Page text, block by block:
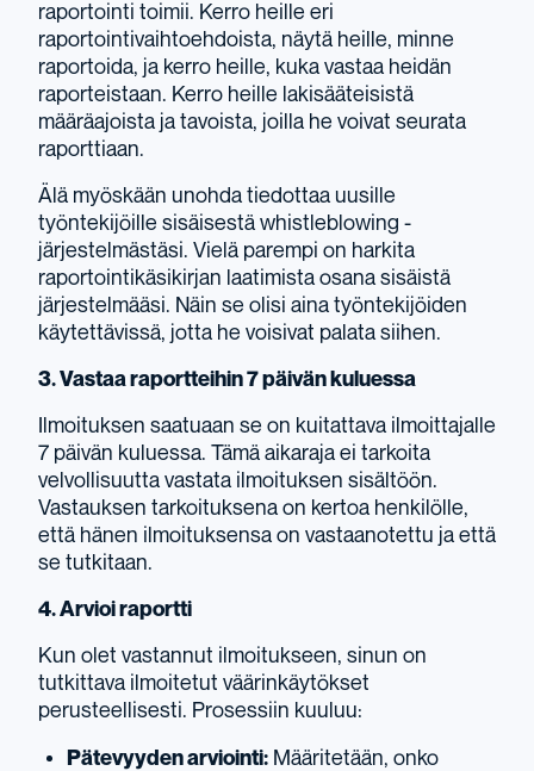
raportointi toimii. Kerro heille eri
raportointivaihtoehdoista, näytä heille, minne
raportoida, ja kerro heille, kuka vastaa heidän
raporteistaan. Kerro heille lakisääteisistä
määräajoista ja tavoista, joilla he voivat seurata
raporttiaan.
Älä myöskään unohda tiedottaa uusille
työntekijöille sisäisestä whistleblowing -
järjestelmästäsi. Vielä parempi on harkita
raportointikäsikirjan laatimista osana sisäistä
järjestelmääsi. Näin se olisi aina työntekijöiden
käytettävissä, jotta he voisivat palata siihen.
3. Vastaa raportteihin 7 päivän kuluessa
Ilmoituksen saatuaan se on kuitattava ilmoittajalle
7 päivän kuluessa. Tämä aikaraja ei tarkoita
velvollisuutta vastata ilmoituksen sisältöön.
Vastauksen tarkoituksena on kertoa henkilölle,
että hänen ilmoituksensa on vastaanotettu ja että
se tutkitaan.
4. Arvioi raportti
Kun olet vastannut ilmoitukseen, sinun on
tutkittava ilmoitetut väärinkäytökset
perusteellisesti. Prosessiin kuuluu:
Pätevyyden arviointi: Määritetään, onko